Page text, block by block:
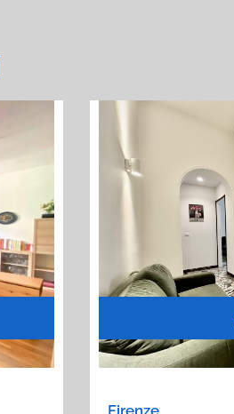
Firenze